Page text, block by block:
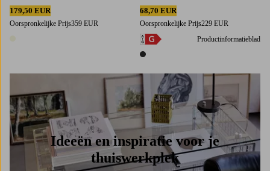
179,50 EUR
Oorspronkelijke Prijs359 EUR
68,70 EUR
Oorspronkelijke Prijs229 EUR
Productinformatieblad
1 kleur
Ideeën en inspiratie voor je
thuiswerkplek